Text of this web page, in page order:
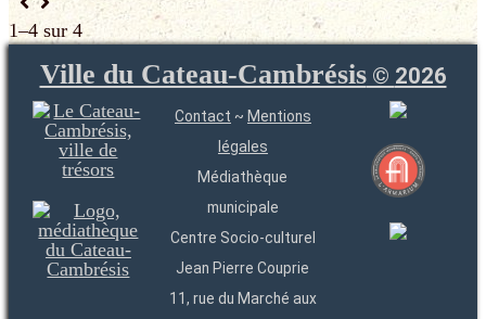
1–4 sur 4
Ville du Cateau-Cambrésis© 2026
Contact ~ Mentions
légales
Médiathèque
municipale
Centre Socio-culturel
Jean Pierre Couprie
11, rue du Marché aux